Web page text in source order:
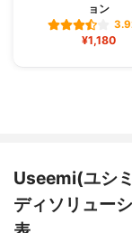
ョン
¥1,180
Useemi(ユシ
ディソリュー